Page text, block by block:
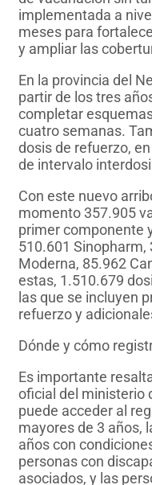
implementada a
meses para
y ampliar las
En la provincia del
partir de los tres
completar
cuatro semanas.
dosis de refuerzo,
de intervalo
Con este nuevo
momento 357.905
primer componente
510.601
Moderna, 85.962
estas, 1.510.679
las que se incluyen
refuerzo y
Dónde y cómo
Es importante
oficial del ministerio
puede acceder al
mayores de 3 años,
años con
personas con
asociados, y las